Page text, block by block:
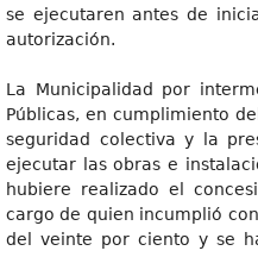
se ejecutaren antes de
autorización.
La Municipalidad por
Públicas, en cumplimiento
seguridad colectiva y la
ejecutar las obras e
hubiere realizado el
cargo de quien incumplió
del veinte por ciento y se